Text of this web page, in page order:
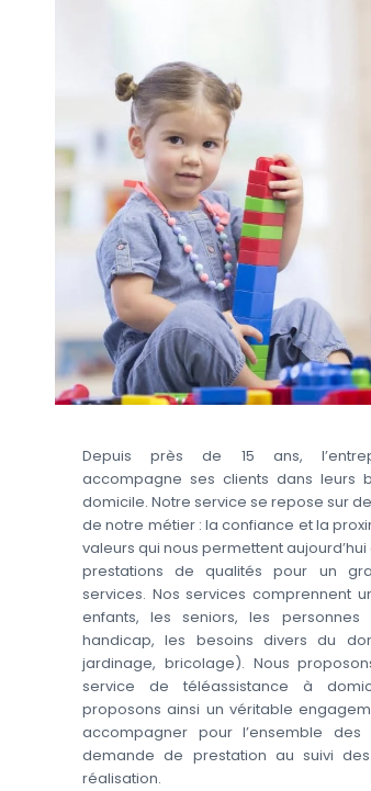
Depuis près de 15 ans,
accompagne ses clients dans leurs
domicile. Notre service se repose sur
de notre métier : la confiance et la
valeurs qui nous permettent
prestations de qualités pour un
services. Nos services comprennent
enfants, les seniors, les
handicap, les besoins divers du
jardinage, bricolage). Nous
service de téléassistance à
proposons ainsi un véritable
accompagner pour l’ensemble
demande de prestation au suivi
réalisation.